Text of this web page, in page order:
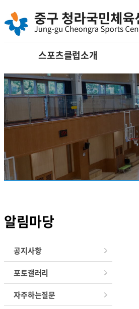
스포츠클럽소개
알림마당
공지사항
포토갤러리
자주하는질문